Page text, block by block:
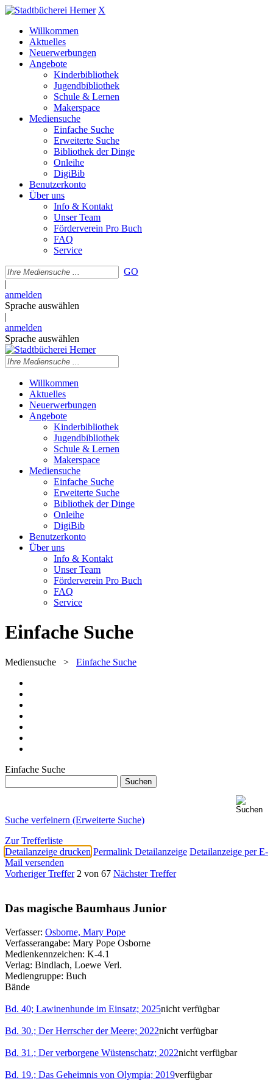
X
Willkommen
Aktuelles
Neuerwerbungen
Angebote
Kinderbibliothek
Jugendbibliothek
Schule & Lernen
Makerspace
Mediensuche
Einfache Suche
Erweiterte Suche
Bibliothek der Dinge
Onleihe
DigiBib
Benutzerkonto
Über uns
Info & Kontakt
Unser Team
Förderverein Pro Buch
FAQ
Service
GO
|
anmelden
Sprache auswählen
|
anmelden
Sprache auswählen
Willkommen
Aktuelles
Neuerwerbungen
Angebote
Kinderbibliothek
Jugendbibliothek
Schule & Lernen
Makerspace
Mediensuche
Einfache Suche
Erweiterte Suche
Bibliothek der Dinge
Onleihe
DigiBib
Benutzerkonto
Über uns
Info & Kontakt
Unser Team
Förderverein Pro Buch
FAQ
Service
Einfache Suche
Mediensuche > Einfache Suche
Einfache Suche
Suche verfeinern (Erweiterte Suche)
Zur Trefferliste
Detailanzeige drucken Permalink Detailanzeige Detailanzeige per E-
Mail versenden
Vorheriger Treffer 2 von 67 Nächster Treffer
Das magische Baumhaus Junior
Verfasser: Osborne, Mary Pope
Verfasserangabe: Mary Pope Osborne
Medienkennzeichen: K-4.1
Verlag: Bindlach, Loewe Verl.
Mediengruppe: Buch
Bände
Bd. 40; Lawinenhunde im Einsatz; 2025nicht verfügbar
Bd. 30.; Der Herrscher der Meere; 2022nicht verfügbar
Bd. 31.; Der verborgene Wüstenschatz; 2022nicht verfügbar
Bd. 19.; Das Geheimnis von Olympia; 2019verfügbar